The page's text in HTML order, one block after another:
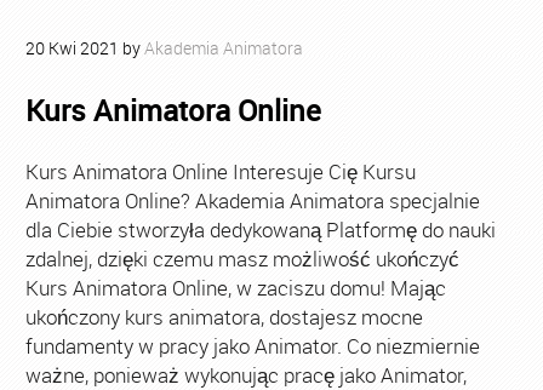
20 Kwi 2021 byAkademia Animatora
Kurs Animatora Online
Kurs Animatora Online Interesuje Cię Kursu
Animatora Online? Akademia Animatora specjalnie
dla Ciebie stworzyła dedykowaną Platformę do nauki
zdalnej, dzięki czemu masz możliwość ukończyć
Kurs Animatora Online, w zaciszu domu! Mając
ukończony kurs animatora, dostajesz mocne
fundamenty w pracy jako Animator. Co niezmiernie
ważne, ponieważ wykonując pracę jako Animator,